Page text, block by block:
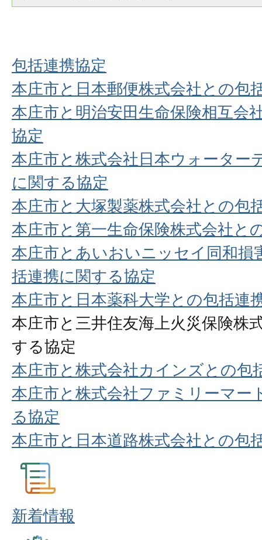
包括連携協定
本庄市と日本郵便株式会社との包
本庄市と明治安田生命保険相互会
協定
本庄市と株式会社日本ウォーター
に関する協定
本庄市と大塚製薬株式会社との包
本庄市と第一生命保険株式会社と
本庄市とあいおいニッセイ同和損
括連携に関する協定
本庄市と日本薬科大学との包括連
本庄市と三井住友海上火災保険株
する協定
本庄市と株式会社カインズとの包
本庄市と株式会社ファミリーマー
る協定
本庄市と日本道路株式会社との包
新着情報